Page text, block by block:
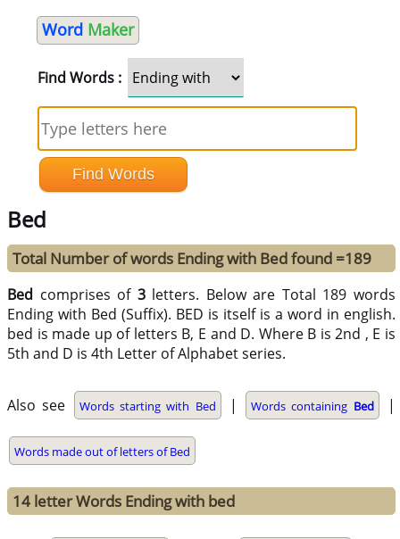
Word Maker
Find Words :
Bed
Total Number of words Ending with Bed found =189
Bed comprises of 3letters. Below are Total 189 words
Ending with Bed (Suffix). BED is itself is a word in english.
bed is made up of letters B, E and D. Where B is 2nd , E is
5th and D is 4th Letter of Alphabet series.
Also see Words starting with Bed | Words containing Bed |
Words made out of letters of Bed
14 letter Words Ending with bed